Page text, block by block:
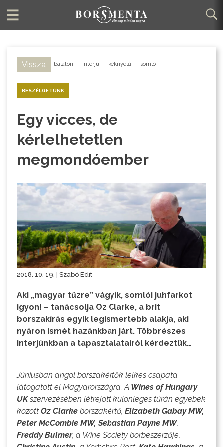
Vissza balaton interjú kéknyelű somló
BESZÉLGETÜNK
Egy vicces, de
kérlelhetetlen
megmondóember
2018. 10. 19. | Szabó Edit
Aki „magyar tűzre” vágyik, somlói juhfarkot
igyon! – tanácsolja Oz Clarke, a brit
borszakírás egyik legismertebb alakja, aki
nyáron ismét hazánkban járt. Többrészes
interjúnkban a tapasztalatairól kérdeztük…
Júniusban angol borszakértők lelkes csapata
látogatott el Magyarországra. A Wines of Hungary
UKszervezésében létrejött különleges túrán egyebek
közöttOz Clarke borszakértő,Elizabeth Gabay MW,
Peter McCombie MW, Sebastian Payne MW,
Freddy Bulmer, a Wine Society borbeszerzője,